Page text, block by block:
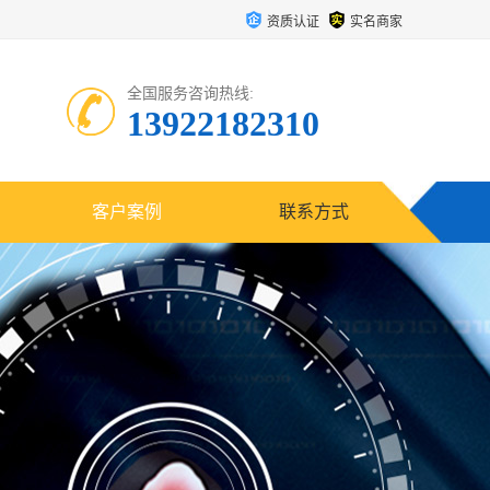
资质认证 实名商家
全国服务咨询热线:
13922182310
客户案例 联系方式